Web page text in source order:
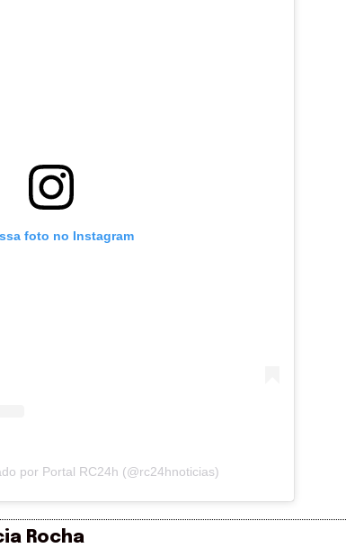
foto no Instagram
por Portal RC24h (@rc24hnoticias)
Rocha